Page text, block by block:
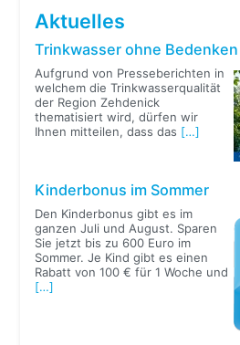
Aktuelles
Trinkwasser ohne
Aufgrund von Presseberichten in
welchem die Trinkwasserqualität
der Region Zehdenick
thematisiert wird, dürfen wir
Ihnen mitteilen, dass das […]
Kinderbonus im Sommer
Den Kinderbonus gibt es im
ganzen Juli und August. Sparen
Sie jetzt bis zu 600 Euro im
Sommer. Je Kind gibt es einen
Rabatt von 100 € für 1 Woche und
[…]